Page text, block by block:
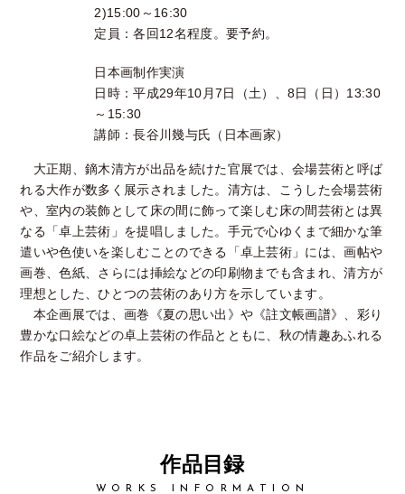
2)15:00～16:30
定員：各回12名程度。要予約。
日本画制作実演
日時：平成29年10月7日（土）、8日（日）13:30
～15:30
講師：長谷川幾与氏（日本画家）
大正期、鏑木清方が出品を続けた官展では、会場芸術と呼ば
れる大作が数多く展示されました。清方は、こうした会場芸術
や、室内の装飾として床の間に飾って楽しむ床の間芸術とは異
なる「卓上芸術」を提唱しました。手元で心ゆくまで細かな筆
遣いや色使いを楽しむことのできる「卓上芸術」には、画帖や
画巻、色紙、さらには挿絵などの印刷物までも含まれ、清方が
理想とした、ひとつの芸術のあり方を示しています。
本企画展では、画巻《夏の思い出》や《註文帳画譜》、彩り
豊かな口絵などの卓上芸術の作品とともに、秋の情趣あふれる
作品をご紹介します。
作品目録
WORKS INFORMATION